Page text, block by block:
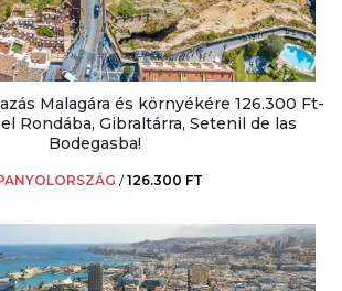
Malagára és környékére 126.300 Ft-
Rondába, Gibraltárra, Setenil de las
Bodegasba!
/126.300 FT